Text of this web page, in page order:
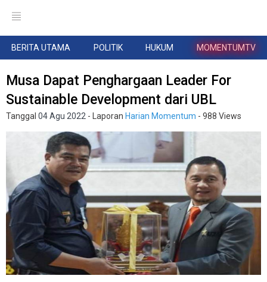
BERITA UTAMA POLITIK HUKUM MOMENTUMTV
Musa Dapat Penghargaan Leader For
Sustainable Development dari UBL
Tanggal 04 Agu 2022 - Laporan Harian Momentum - 988 Views